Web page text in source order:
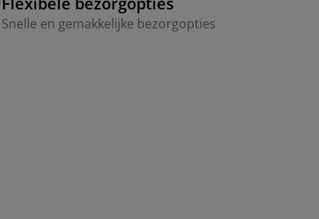
Snelle en gemakkelijke bezorgopties